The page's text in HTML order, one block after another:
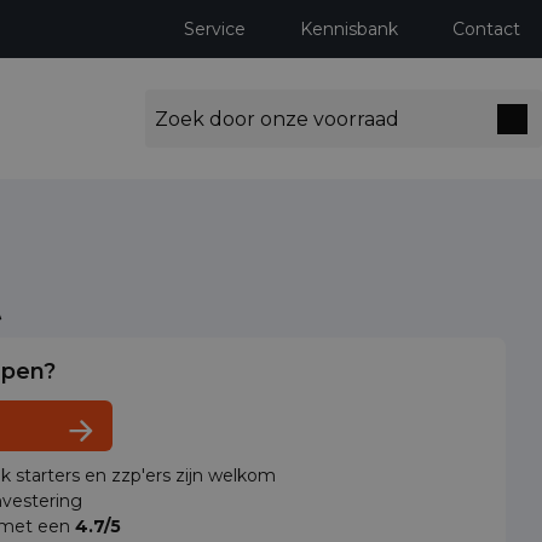
Service Kennisbank Contact
starters en zzp'ers zijn welkom
een 4.7/5